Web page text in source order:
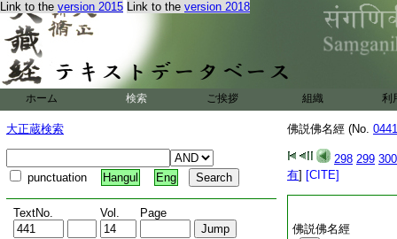
Link to the version 2015 Link to the version 2018
ホーム 検索 ご挨拶 組織 利
大正蔵検索
punctuation Hangul Eng
TextNo. Vol. Page
佛説佛名經 (No.
298 299 300
有] [CITE]
者。已墮地獄猶受
目連見一衆生。以
熾盛還燒其體乘空
捕魚師。地獄餘罪
口。身常流血諸蟲
生中好斷蟲獸頭。
連見一大身衆生擧
火燃燒割其體。佛
之命。地獄餘報續
佛説佛名經